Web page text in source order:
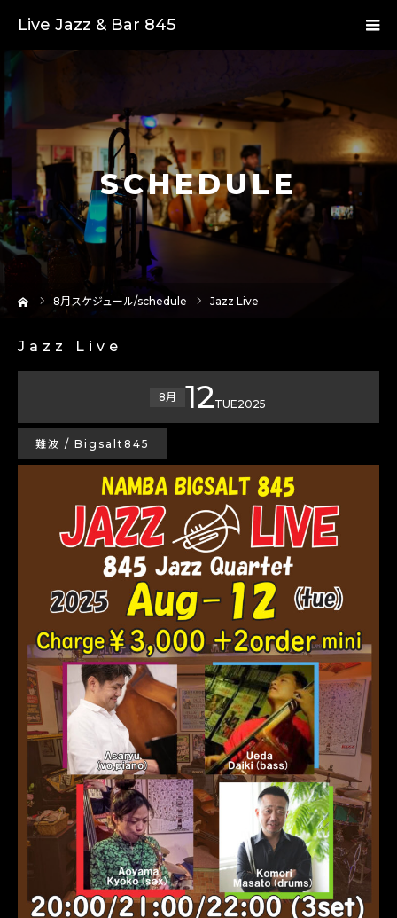
Live Jazz & Bar 845
SCHEDULE
8月スケジュール/schedule Jazz Live
Jazz Live
8月 12TUE2025
難波 / Bigsalt845